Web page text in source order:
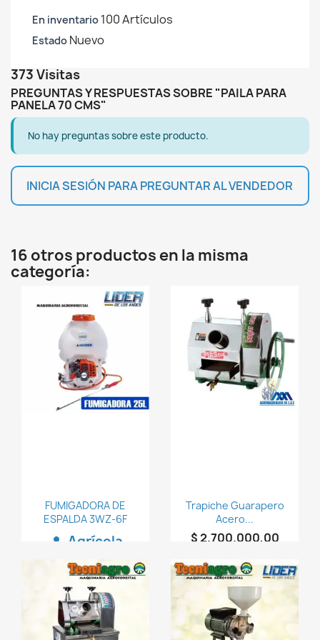
En inventario 100 Artículos
Estado Nuevo
373 Visitas
PREGUNTAS Y RESPUESTAS SOBRE "PAILA PARA
PANELA 70 CMS"
No hay preguntas sobre este producto.
INICIA SESIÓN PARA PREGUNTAR AL VENDEDOR
16 otros productos en la misma
categoría:
FUMIGADORA DE
ESPALDA 3WZ-6F
person Agrícola
Trapiche Guarapero
Acero...
$ 2.700.000,00
person
AGROMAQUINARIA
SG S.A.S
favorite_border
favorite_border